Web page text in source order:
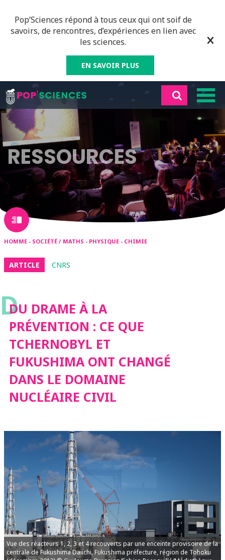
Pop’Sciences répond à tous ceux qui ont soif de
savoirs, de rencontres, d’expériences en lien avec
les sciences.
EN SAVOIR PLUS
RESSOURCES
HOMME - SOCIÉTÉ / MATHS - PHYSIQUE - CHIMIE
ARTICLE CNRS
DDU DRAME À LA
PRÉVENTION : CE QUE
TCHERNOBYL ET
FUKUSHIMA ONT CHANGÉ
DANS LE DOMAINE
NUCLÉAIRE CIVIL
Vue des réacteurs 1, 2, 3 et 4 recouverts par une enceinte provisoire de la
centrale de Fukushima Daiichi, Fukushima préfecture, région de Tohoku